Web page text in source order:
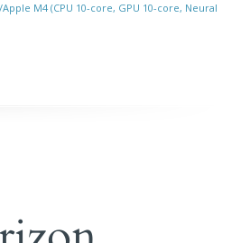
M4 (CPU 10-core, GPU 10-core, Neural